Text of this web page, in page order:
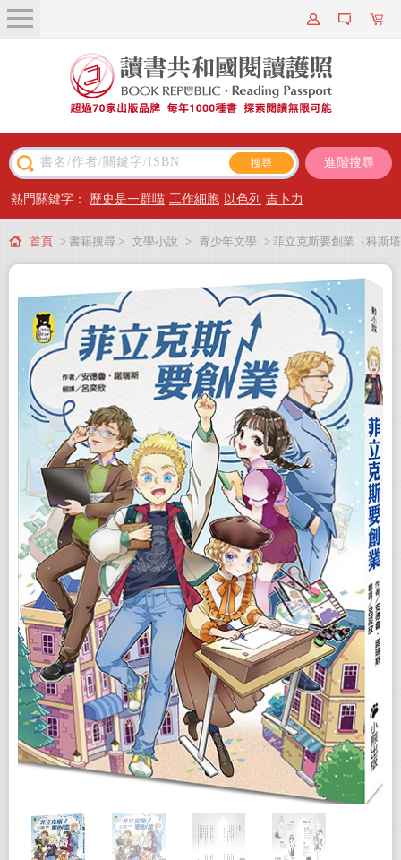
關於我們
近期新書
主題閱讀
出版專區
會員專屬
會員儲值方案
進階搜尋
熱門關鍵字： 歷史是一群喵 工作細胞 以色列 吉卜力
首頁 > 書籍搜尋 > 文學小說 > 青少年文學 > 菲立克斯要創業（科斯塔